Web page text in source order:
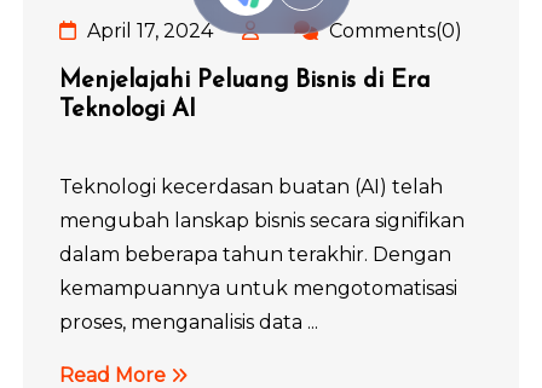
April 17, 2024 Comments(0)
Menjelajahi Peluang Bisnis di Era
Teknologi AI
Teknologi kecerdasan buatan (AI) telah
mengubah lanskap bisnis secara signifikan
dalam beberapa tahun terakhir. Dengan
kemampuannya untuk mengotomatisasi
proses, menganalisis data ...
Read More